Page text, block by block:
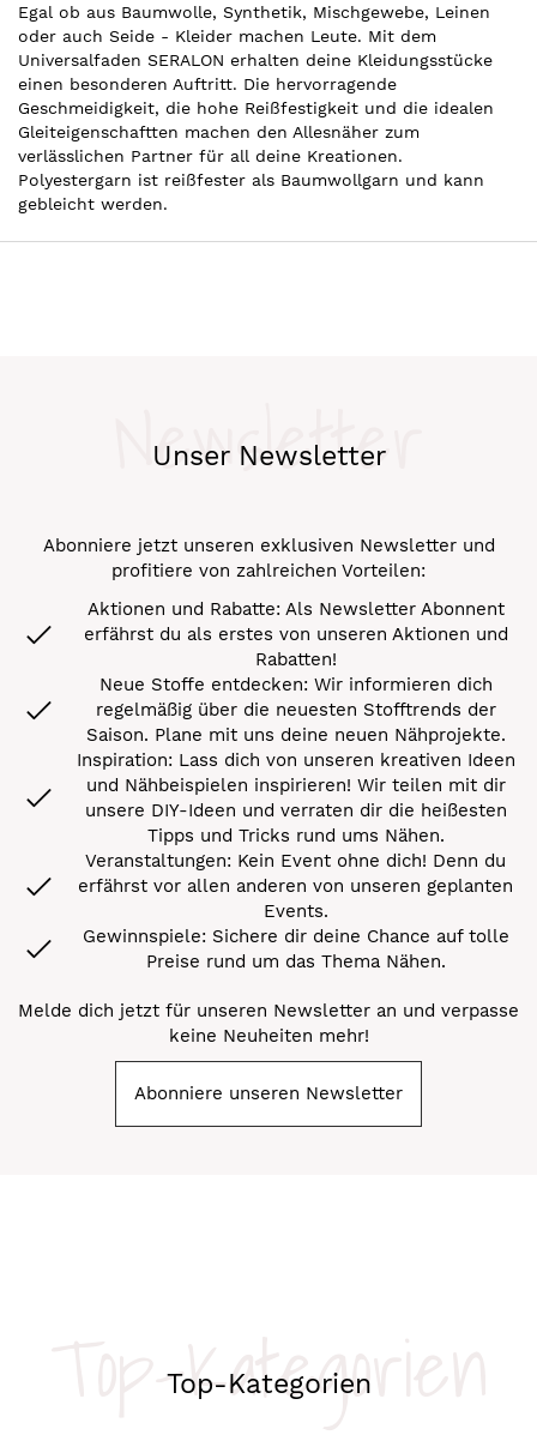
Egal ob aus Baumwolle, Synthetik, Mischgewebe, Leinen
oder auch Seide - Kleider machen Leute. Mit dem
Universalfaden SERALON erhalten deine Kleidungsstücke
einen besonderen Auftritt. Die hervorragende
Geschmeidigkeit, die hohe Reißfestigkeit und die idealen
Gleiteigenschaftten machen den Allesnäher zum
verlässlichen Partner für all deine Kreationen.
Polyestergarn ist reißfester als Baumwollgarn und kann
gebleicht werden.
Unser Newsletter
Newsletter
Abonniere jetzt unseren exklusiven Newsletter und
profitiere von zahlreichen Vorteilen:
Aktionen und Rabatte: Als Newsletter Abonnent
erfährst du als erstes von unseren Aktionen und
Rabatten!
Neue Stoffe entdecken: Wir informieren dich
regelmäßig über die neuesten Stofftrends der
Saison. Plane mit uns deine neuen Nähprojekte.
Inspiration: Lass dich von unseren kreativen Ideen
und Nähbeispielen inspirieren! Wir teilen mit dir
unsere DIY-Ideen und verraten dir die heißesten
Tipps und Tricks rund ums Nähen.
Veranstaltungen: Kein Event ohne dich! Denn du
erfährst vor allen anderen von unseren geplanten
Events.
Gewinnspiele: Sichere dir deine Chance auf tolle
Preise rund um das Thema Nähen.
Melde dich jetzt für unseren Newsletter an und verpasse
keine Neuheiten mehr!
Abonniere unseren Newsletter
Top-Kategorien
Top-Kategorien